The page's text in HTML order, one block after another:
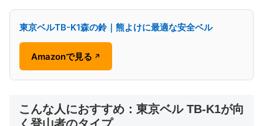
東京ベルTB-K1森の鈴｜熊よけに最適な安全ベル
Amazonで見る ↗
こんな人におすすめ：東京ベル TB-K1が向